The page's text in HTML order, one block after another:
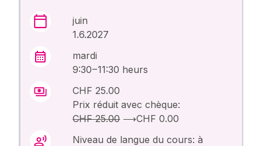
juin
1.6.2027
mardi
9:30 – 11:30 heurs
CHF 25.00
Prix réduit avec chèque:
CHF 25.00⟶CHF 0.00
Niveau de langue du cours: à